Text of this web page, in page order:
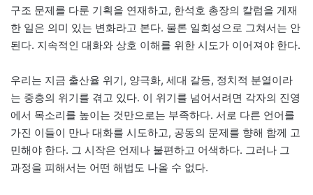
구조 문제를 다룬 기획을 연재하고, 한석호 총장의 칼럼을 게재
한 일은 의미 있는 변화라고 본다. 물론 일회성으로 그쳐서는 안
된다. 지속적인 대화와 상호 이해를 위한 시도가 이어져야 한다.
우리는 지금 출산율 위기, 양극화, 세대 갈등, 정치적 분열이라
는 중층의 위기를 겪고 있다. 이 위기를 넘어서려면 각자의 진영
에서 목소리를 높이는 것만으로는 부족하다. 서로 다른 언어를
가진 이들이 만나 대화를 시도하고, 공동의 문제를 향해 함께 고
민해야 한다. 그 시작은 언제나 불편하고 어색하다. 그러나 그
과정을 피해서는 어떤 해법도 나올 수 없다.